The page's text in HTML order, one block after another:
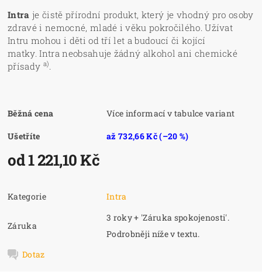
Intra je čistě přírodní produkt, který je vhodný pro osoby
zdravé i nemocné, mladé i věku pokročilého. Užívat
Intru mohou i děti od tří let a budoucí či kojící
matky. Intra neobsahuje žádný alkohol ani chemické
přísady a).
Běžná cena Více informací v tabulce variant
Ušetříte až732,66 Kč(–20 %)
od 1 221,10 Kč
Kategorie Intra
Záruka
3 roky + 'Záruka spokojenosti'.
Podrobněji níže v textu.
Dotaz